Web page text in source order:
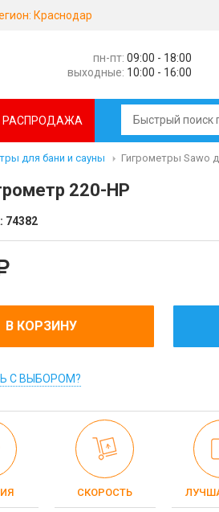
Краснодар
пн-пт: 09:00 - 18:00
выходные: 10:00 - 16:00
РАСПРОДАЖА
для бани и сауны Гигрометры Sawo
220-НР
74382
В КОРЗИНУ
С ВЫБОРОМ?
СКОРОСТЬ